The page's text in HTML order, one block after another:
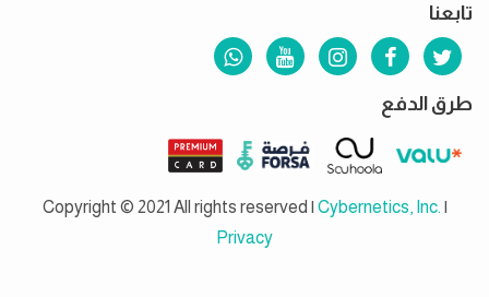
تابعنا
طرق الدفع
Copyright © 2021 All rights reserved | Cybernetics, Inc. |
Privacy